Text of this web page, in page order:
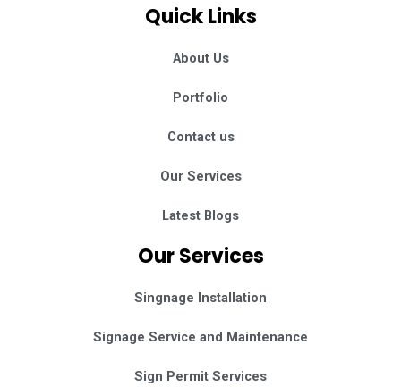
b
a
a
m
e
Quick Links
About Us
Portfolio
Contact us
Our Services
Latest Blogs
Our Services
Singnage Installation
Signage Service and Maintenance
Sign Permit Services